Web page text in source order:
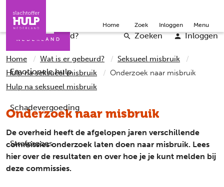
Iemand helpen Word vrijwilliger English
Wat is er gebeurd?
Emotionele hulp
Schadevergoeding
Strafproces
Zoeken Inloggen
Home Zoek Inloggen Menu
Home Wat is er gebeurd?
Seksueel misbruik
Hulp na seksueel misbruik
Onderzoek naar misbruik
Hulp na seksueel misbruik
Onderzoek naar misbruik
De overheid heeft de afgelopen jaren verschillende
commissies onderzoek laten doen naar misbruik. Lees
hier over de resultaten en over hoe je je kunt melden bij
deze commissies.